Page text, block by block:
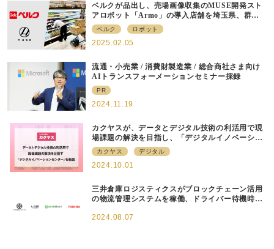
ベルクが品出し、売場画像収集のMUSE開発スト
アロボット「Armo」の導入店舗を埼玉県、群馬
県の10店に拡大
ベルク ロボット
2025.02.05
流通・小売業 / 消費財製造業 / 総合商社さま向け
AIトランスフォーメーションセミナー採録
PR
2024.11.19
カクヤスが、データとデジタル技術の利活用で現
場課題の解決を目指し、「デジタルイノベーショ
ンセンター」を新設
カクヤス デジタル
2024.10.01
三井倉庫ロジスティクスがブロックチェーン活用
の物流管理システムを稼働、ドライバー待機時間
2024.08.07